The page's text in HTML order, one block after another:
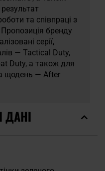
та співпраці з
бренду
серії,
— Tactical Duty,
Duty, а також для
щодень — After
ДАНІ